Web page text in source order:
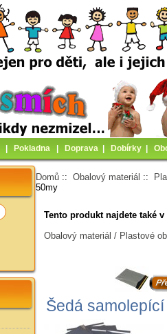
Pokladna Doprava Dobírky
Domů ::Obalový materiál ::
50my
Tento produkt najdete také
Obalový materiál / Plastové
Šedá